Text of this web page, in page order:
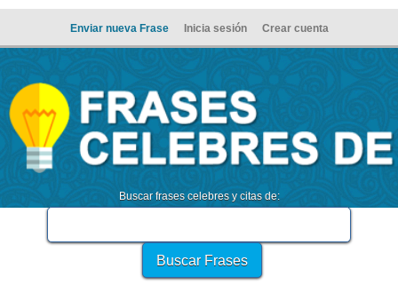
Enviar nueva Frase Inicia sesión Crear cuenta
Buscar frases celebres y citas de: